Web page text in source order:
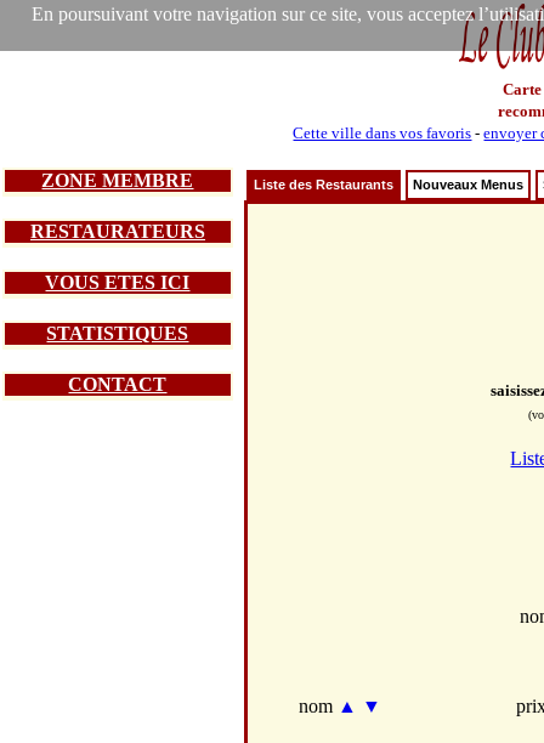
En poursuivant votre navigation sur ce site, vous acceptez
Carte
Cette ville dans vos favoris -envoyer
ZONE MEMBRE
RESTAURATEURS
VOUS ETES ICI
STATISTIQUES
CONTACT
Liste des Restaurants Nouveaux Menus
nom ▲ ▼